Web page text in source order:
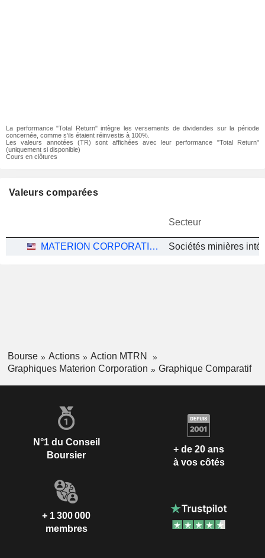
La performance "Total Return" intègre les versements de dividendes sur la période
concernée, comme s'ils étaient réinvestis à 100%.
Les valeurs annotées (TR) sont affichées avec leur performance "Total Return"
(uniquement si disponible)
Cours en clôtures
Valeurs comparées
Secteur
MATERION CORPORATION Sociétés minières
Bourse Actions
Action MTRN
Graphiques Materion Corporation
Graphique Comparatif
N°1 du Conseil
Boursier
+ de 20 ans
à vos côtés
+ 1 300 000
membres